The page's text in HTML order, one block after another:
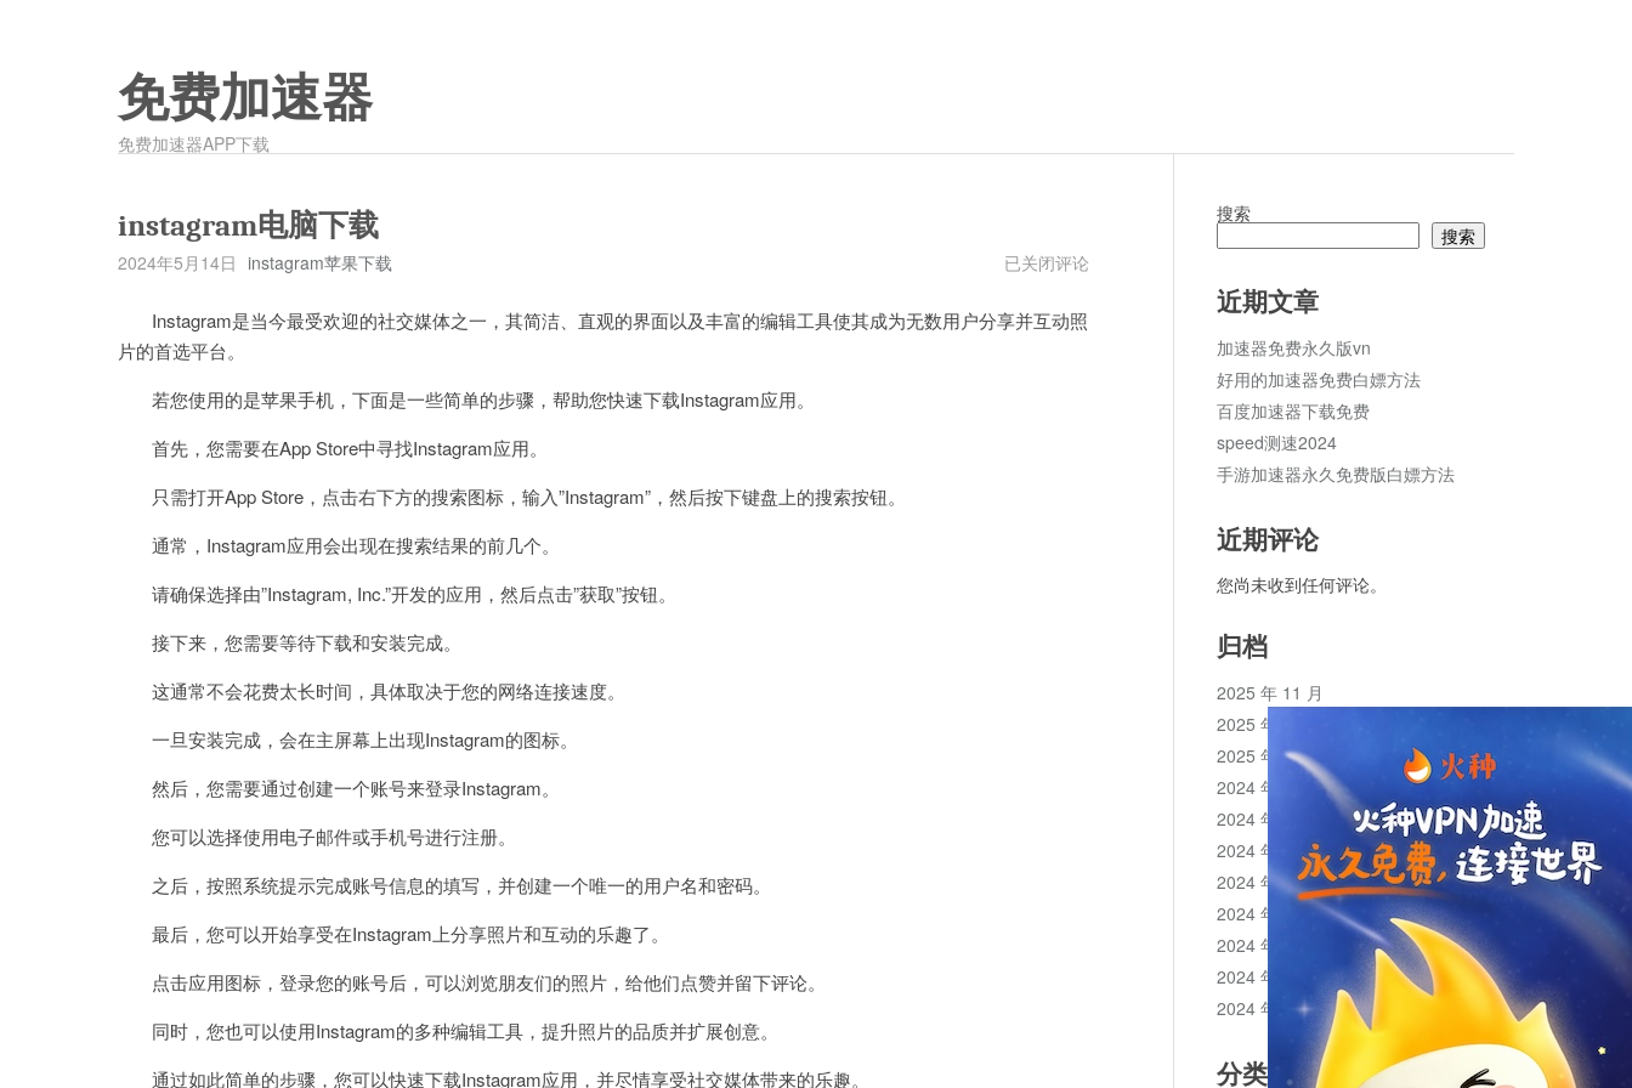
免费加速器
免费加速器APP下载
instagram电脑下载
2024年5月14日 instagram苹果下载
instagram
下
已关闭评论
Instagram是当今最受欢迎的社交媒体之一，其简洁、直观的界面以及丰富的编辑工具使其成为无数用户分享并互动照
片的首选平台。
若您使用的是苹果手机，下面是一些简单的步骤，帮助您快速下载Instagram应用。
首先，您需要在App Store中寻找Instagram应用。
只需打开App Store，点击右下方的搜索图标，输入”Instagram”，然后按下键盘上的搜索按钮。
通常，Instagram应用会出现在搜索结果的前几个。
请确保选择由”Instagram, Inc.”开发的应用，然后点击”获取”按钮。
接下来，您需要等待下载和安装完成。
这通常不会花费太长时间，具体取决于您的网络连接速度。
一旦安装完成，会在主屏幕上出现Instagram的图标。
然后，您需要通过创建一个账号来登录Instagram。
您可以选择使用电子邮件或手机号进行注册。
之后，按照系统提示完成账号信息的填写，并创建一个唯一的用户名和密码。
最后，您可以开始享受在Instagram上分享照片和互动的乐趣了。
点击应用图标，登录您的账号后，可以浏览朋友们的照片，给他们点赞并留下评论。
同时，您也可以使用Instagram的多种编辑工具，提升照片的品质并扩展创意。
通过如此简单的步骤，您可以快速下载Instagram应用，并尽情享受社交媒体带来的乐趣。
搜索
搜索
近期文章
加速器免费永久版vn
好用的加速器免费白嫖方法
百度加速器下载免费
speed测速2024
手游加速器永久免费版白嫖方法
近期评论
您尚未收到任何评论。
归档
2025 年 11 月
2025 年 10 月
2025 年 1 月
2024 年 12 月
2024 年 11 月
2024 年 10 月
2024 年 9 月
2024 年 8 月
2024 年 7 月
2024 年 6 月
2024 年 5 月
分类目录